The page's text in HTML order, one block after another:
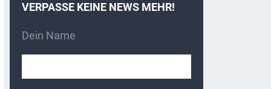
VERPASSE KEINE NEWS MEHR!
Dein Name